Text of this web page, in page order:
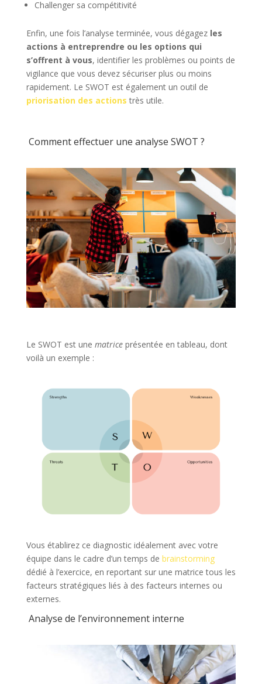
Challenger sa compétitivité
Enfin, une fois l’analyse terminée, vous dégagez les
actions à entreprendre ou les options qui
s’offrent à vous, identifier les problèmes ou points de
vigilance que vous devez sécuriser plus ou moins
rapidement. Le SWOT est également un outil de
priorisation des actions très utile.
Comment effectuer une analyse SWOT ?
Le SWOT est une matriceprésentée en tableau, dont
voilà un exemple :
Vous établirez ce diagnostic idéalement avec votre
équipe dans le cadre d’un temps de brainstorming
dédié à l’exercice, en reportant sur une matrice tous les
facteurs stratégiques liés à des facteurs internes ou
externes.
Analyse de l’environnement interne